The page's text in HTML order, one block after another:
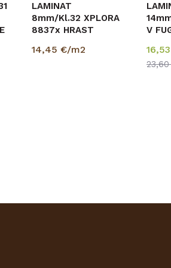
LAMINAT
8mm/Kl.32 XPLORA
8837x HRAST
p=2,4615 m2
14,45 €/m2
V
16,53